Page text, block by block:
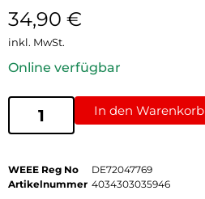
34,90 €
inkl. MwSt.
Online verfügbar
In den Warenkorb
WEEE Reg No
DE72047769
Artikelnummer 4034303035946